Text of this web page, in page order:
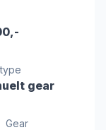
gear
Gear